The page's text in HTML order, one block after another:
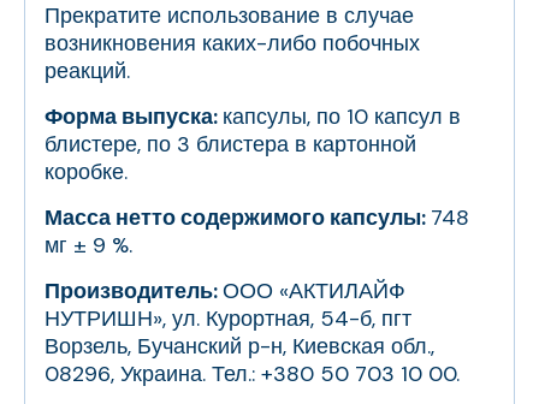
Прекратите использование в случае
возникновения каких-либо побочных
реакций.
Форма выпуска: капсулы, по 10 капсул в
блистере, по 3 блистера в картонной
коробке.
Масса нетто содержимого капсулы: 748
мг ± 9 %.
Производитель:ООО «АКТИЛАЙФ
НУТРИШН», ул. Курортная, 54-б, пгт
Ворзель, Бучанский р-н, Киевская обл.,
08296, Украина. Тел.: +380 50 703 10 00.